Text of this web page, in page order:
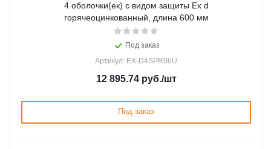
4 оболочки(ек) с видом защиты Ex d
горячеоцинкованный, длина 600 мм
Под заказ
Артикул: EX-D4SPR06U
12 895.74руб./шт
Под заказ